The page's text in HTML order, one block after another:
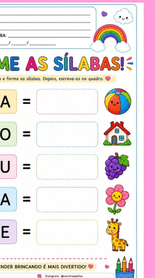
SÍLABAS
PARA
TRABALHAR
DE
FORMA
LÚDICA
NA
EDUCAÇÃO
INFANTIL